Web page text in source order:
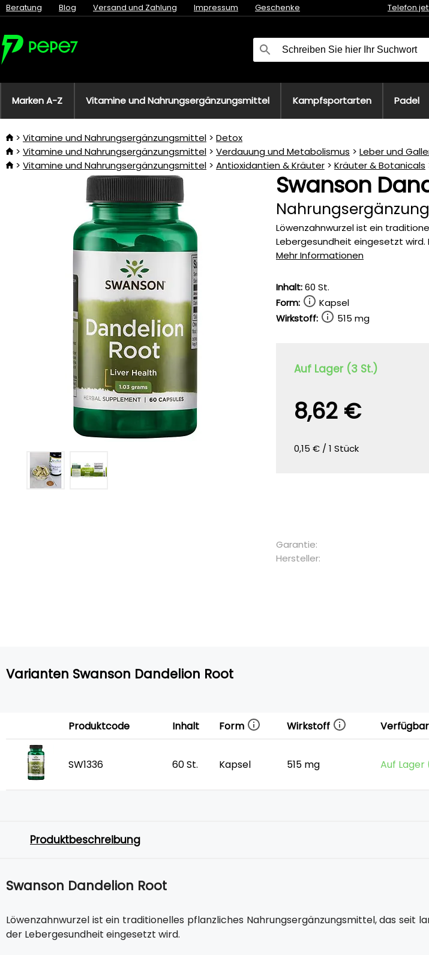
Beratung Blog Versand und Zahlung Impressum Geschenke Telefon
Marken A-Z Vitamine und Nahrungsergänzungsmittel Kampfsportarten Padel
Vitamine und Nahrungsergänzungsmittel
Detox
Vitamine und Nahrungsergänzungsmittel
Verdauung und Metabolismus
Leber und
Vitamine und Nahrungsergänzungsmittel
Antioxidantien & Kräuter Kräuter & Botanicals
Swanson
Löwenzahnwurzel ist ein
Lebergesundheit eingesetzt wird.
Mehr Informationen
Inhalt:60 St.
Form:
Kapsel
Wirkstoff:
515 mg
Auf Lager (3 St.)
8,62 €
0,15 € / 1 Stück
Garantie:
Hersteller:
Varianten Swanson Dandelion Root
Produktcode Inhalt Form Wirkstoff
SW1336 60 St. Kapsel 515 mg Auf Lager
Produktbeschreibung
Swanson Dandelion Root
Löwenzahnwurzel ist ein traditionelles pflanzliches Nahrungsergänzungsmittel, das seit
der Lebergesundheit eingesetzt wird.